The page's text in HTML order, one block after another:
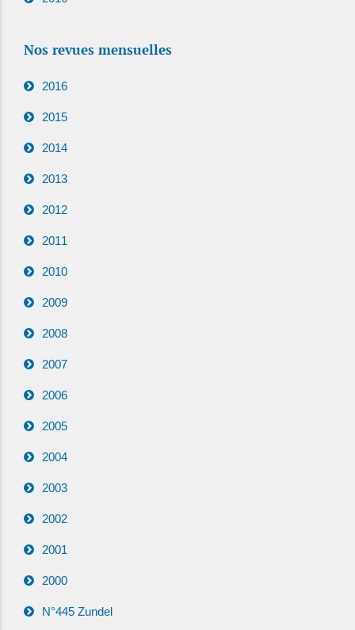
Nos revues mensuelles
2016
2015
2014
2013
2012
2011
2010
2009
2008
2007
2006
2005
2004
2003
2002
2001
2000
N°445 Zundel